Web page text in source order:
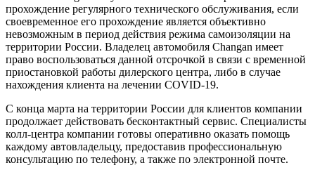
прохождение регулярного технического обслуживания, если
своевременное его прохождение является объективно
невозможным в период действия режима самоизоляции на
территории России. Владелец автомобиля Changan имеет
право воспользоваться данной отсрочкой в связи с временной
приостановкой работы дилерского центра, либо в случае
нахождения клиента на лечении COVID-19.
C конца марта на территории России для клиентов компании
продолжает действовать бесконтактный сервис. Специалисты
колл-центра компании готовы оперативно оказать помощь
каждому автовладельцу, предоставив профессиональную
консультацию по телефону, а также по электронной почте.